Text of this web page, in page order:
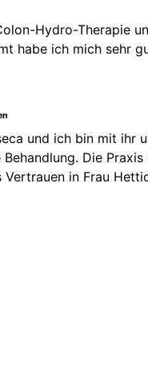
Hydro-Therapie
habe ich mich sehr
und ich bin mit ihr
Die
in Frau